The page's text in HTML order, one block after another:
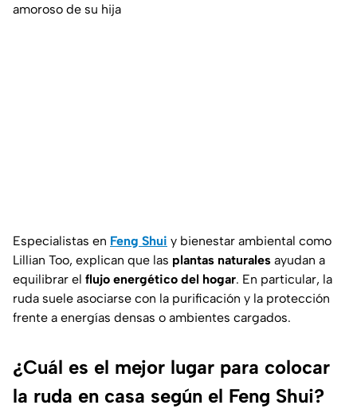
amoroso de su hija
Especialistas en Feng Shui y bienestar ambiental como
Lillian Too, explican que las plantas naturales ayudan a
equilibrar el flujo energético del hogar. En particular, la
ruda suele asociarse con la purificación y la protección
frente a energías densas o ambientes cargados.
¿Cuál es el mejor lugar para colocar
la ruda en casa según el Feng Shui?